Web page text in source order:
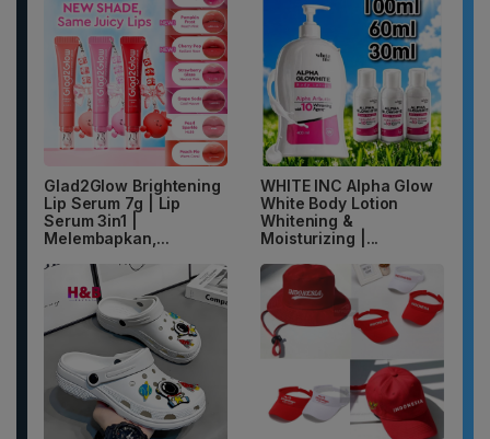
Glad2Glow Brightening
Lip Serum 7g | Lip
Serum 3in1 |
Melembapkan,...
WHITE INC Alpha Glow
White Body Lotion
Whitening &
Moisturizing |...